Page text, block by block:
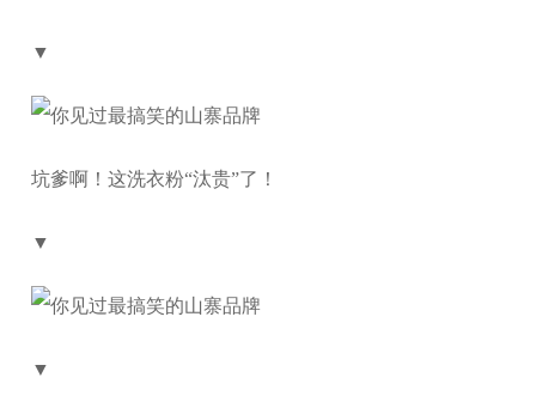
▼
坑爹啊！这洗衣粉“汰贵”了！
▼
▼